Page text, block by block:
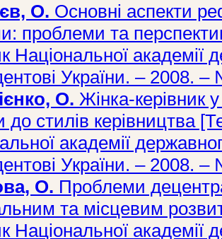
О. Основні аспекти
проблеми та
Національної академії
України. – 2008.
О. Жінка-керівник
до стилів керівництва
академії
України. – 2008.
О. Проблеми
та місцевим
Національної академії